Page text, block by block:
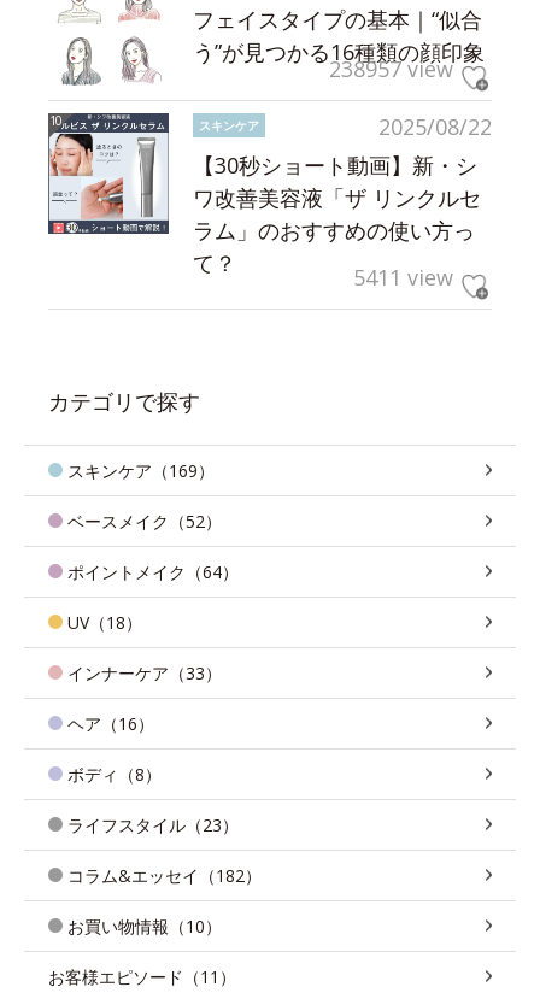
フェイスタイプの基本｜“似合
う”が見つかる16種類の顔印象
238957 view
2025/08/22
スキンケア
【30秒ショート動画】新・シ
ワ改善美容液「ザ リンクルセ
ラム」のおすすめの使い方っ
て？
5411 view
カテゴリで探す
スキンケア（169）
ベースメイク（52）
ポイントメイク（64）
UV（18）
インナーケア（33）
ヘア（16）
ボディ（8）
ライフスタイル（23）
コラム&エッセイ（182）
お買い物情報（10）
お客様エピソード（11）